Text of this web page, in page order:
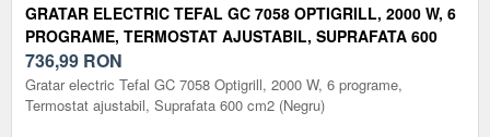
GRATAR ELECTRIC TEFAL GC 7058 OPTIGRILL, 2000 W, 6
PROGRAME, TERMOSTAT AJUSTABIL, SUPRAFATA 600
CM2 (NEGRU)
736,99 RON
Gratar electric Tefal GC 7058 Optigrill, 2000 W, 6 programe,
Termostat ajustabil, Suprafata 600 cm2 (Negru)